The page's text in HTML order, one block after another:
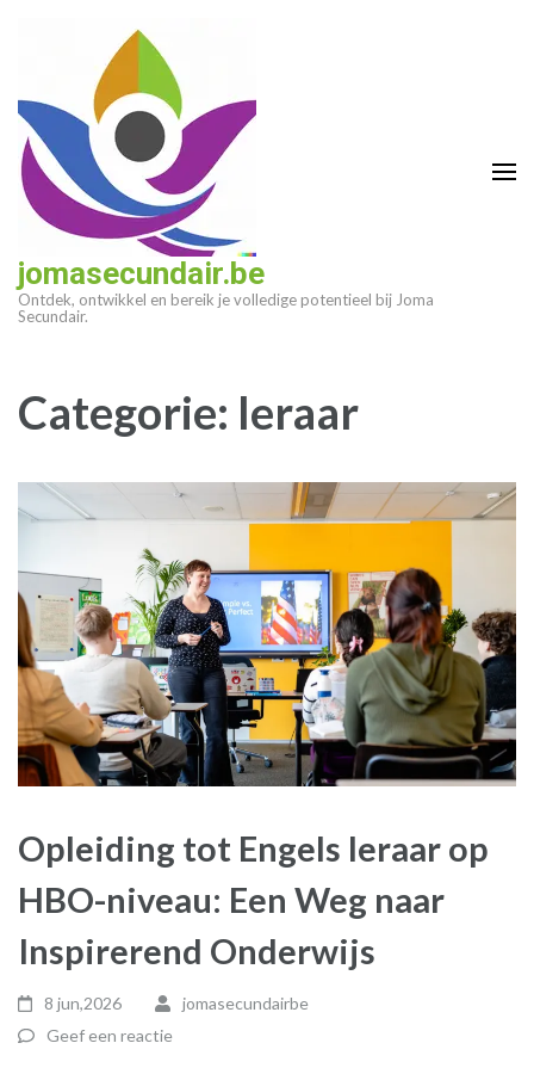
(druk
enter)
jomasecundair.be
Ontdek, ontwikkel en bereik je volledige potentieel bij Joma
Secundair.
Categorie: leraar
Opleiding tot Engels leraar op
HBO-niveau: Een Weg naar
Inspirerend Onderwijs
8 jun,2026
jomasecundairbe
Geef een reactie